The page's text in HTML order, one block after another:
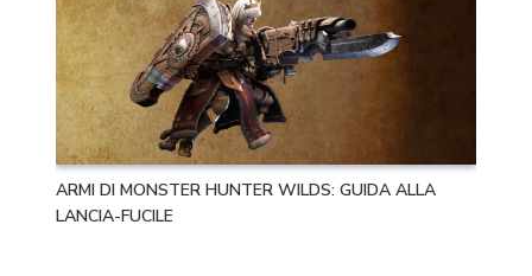
ARMI DI MONSTER HUNTER WILDS: GUIDA ALLA
LANCIA-FUCILE